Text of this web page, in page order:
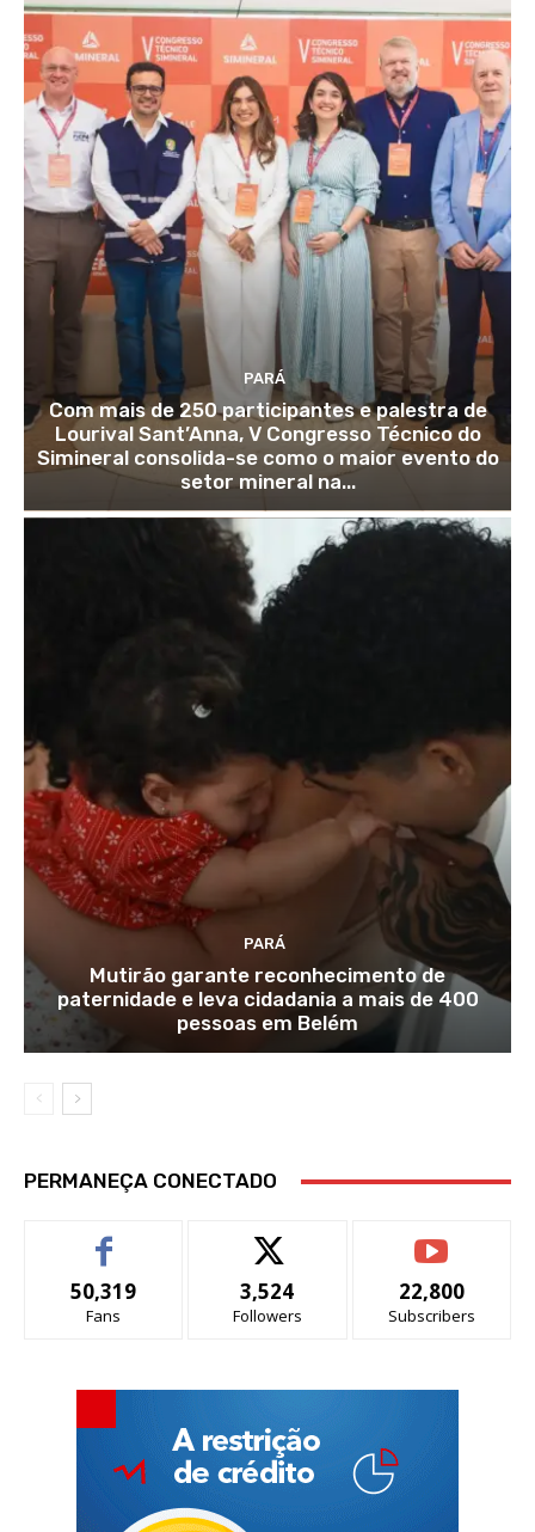
PARÁ
Com mais de 250 participantes e palestra de
Lourival Sant’Anna, V Congresso Técnico do
Simineral consolida-se como o maior evento do
setor mineral na...
PARÁ
Mutirão garante reconhecimento de
paternidade e leva cidadania a mais de 400
pessoas em Belém
PERMANEÇA CONECTADO
50,319
Fans
3,524
Followers
22,800
Subscribers